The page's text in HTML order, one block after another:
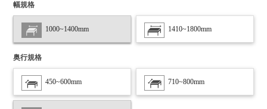
幅規格
1000~1400mm 1410~1800mm
奥行規格
450~600mm 710~800mm